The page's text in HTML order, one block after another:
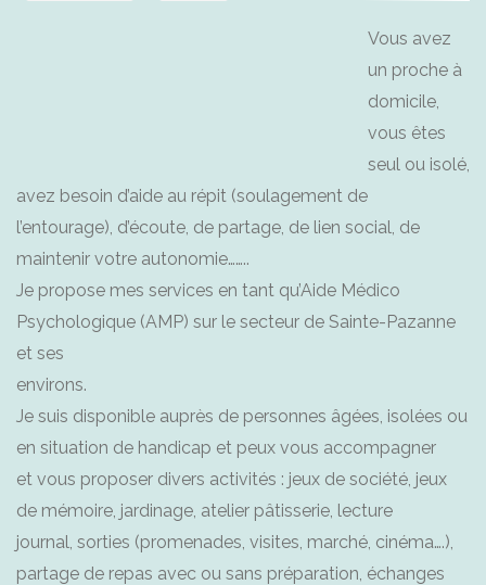
Vous avez
un proche à
domicile,
vous êtes
seul ou isolé,
avez besoin d’aide au répit (soulagement de
l’entourage), d’écoute, de partage, de lien social, de
maintenir votre autonomie……..
Je propose mes services en tant qu’Aide Médico
Psychologique (AMP) sur le secteur de Sainte-Pazanne
et ses
environs.
Je suis disponible auprès de personnes âgées, isolées ou
en situation de handicap et peux vous accompagner
et vous proposer divers activités : jeux de société, jeux
de mémoire, jardinage, atelier pâtisserie, lecture
journal, sorties (promenades, visites, marché, cinéma….),
partage de repas avec ou sans préparation, échanges